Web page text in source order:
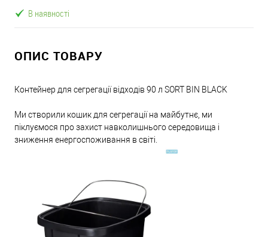
В наявності
ОПИС ТОВАРУ
Контейнер для сегрегації відходів 90 л SORT BIN BLACK
Ми створили кошик для сегрегації на майбутнє, ми
піклуємося про захист навколишнього середовища і
зниження енергоспоживання в світі.